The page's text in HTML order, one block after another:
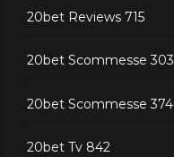
20bet Reviews 715
20bet Scommesse 303
20bet Scommesse 374
20bet Tv 842